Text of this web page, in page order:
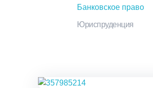
Банковское право
Юриспруденция